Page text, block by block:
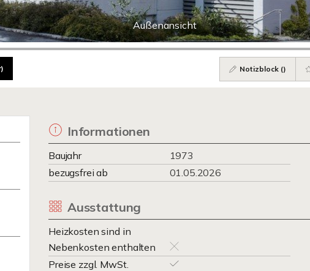
Außenansicht
Notizblock ()
Informationen
Baujahr 1973
bezugsfrei ab
01.05.2026
Ausstattung
Heizkosten sind in
Nebenkosten enthalten
Preise zzgl. MwSt.